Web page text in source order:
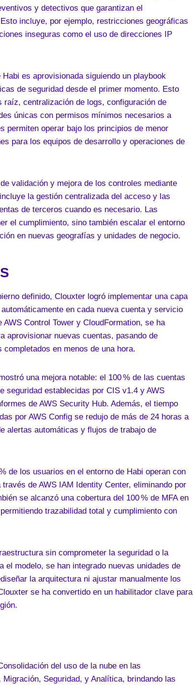
y detectivos que garantizan el
incluye, por ejemplo, restricciones geográficas
inseguras como el uso de direcciones IP
es aprovisionada siguiendo un playbook
de seguridad desde el primer momento. Esto
centralización de logs, configuración de
únicas con permisos mínimos necesarios a
permiten operar bajo los principios de menor
para los equipos de desarrollo y operaciones de
validación y mejora de los controles mediante
la gestión centralizada del acceso y las
de terceros cuando es necesario. Las
el cumplimiento, sino también escalar el entorno
en nuevas geografías y unidades de negocio.
definido, Clouxter logró implementar una capa
en cada nueva cuenta y servicio
Control Tower y CloudFormation, se ha
aprovisionar nuevas cuentas, pasando de
en menos de una hora.
una mejora notable: el 100 % de las cuentas
seguridad establecidas por CIS v1.4 y AWS
de AWS Security Hub. Además, el tiempo
por AWS Config se redujo de más de 24 horas a
alertas automáticas y flujos de trabajo de
de los usuarios en el entorno de Habi operan con
de AWS IAM Identity Center, eliminando por
se alcanzó una cobertura del 100 % de MFA en
trazabilidad total y cumplimiento con
sin comprometer la seguridad o la
modelo, se han integrado nuevas unidades de
la arquitectura ni ajustar manualmente los
se ha convertido en un habilitador clave para
del uso de la nube en las
Seguridad, y Analítica, brindando las